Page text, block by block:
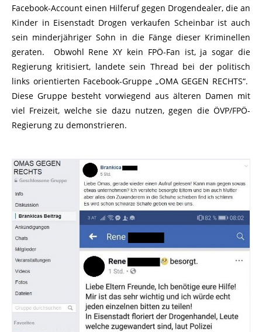
Facebook-Account einen Hilferuf gegen Drogendealer, die an
Kinder in Eisenstadt Drogen verkaufen Scheinbar ist auch
sein minderjähriger Sohn in die Fänge dieser Kriminellen
geraten. Obwohl Rene XY kein FPÖ-Fan ist, ja sogar die
Regierung kritisiert, landete sein Thread bei der politisch
links orientierten Facebook-Gruppe „OMA GEGEN RECHTS“.
Diese Gruppe besteht vorwiegend aus älteren Damen mit
viel Freizeit, welche sie dazu nutzen, gegen die ÖVP/FPÖ-
Regierung zu demonstrieren.